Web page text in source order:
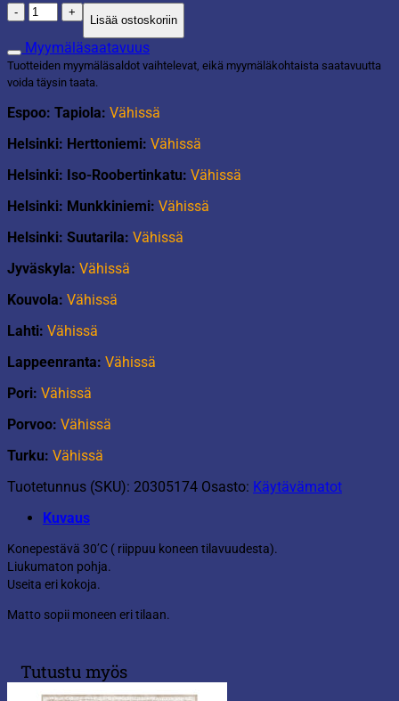
Käytävämatto
Fresno
80x250cm
mokka
määrä
Lisää ostoskoriin
Myymäläsaatavuus
Tuotteiden myymäläsaldot vaihtelevat, eikä myymäläkohtaista saatavuutta
voida täysin taata.
Espoo: Tapiola: Vähissä
Helsinki: Herttoniemi: Vähissä
Helsinki: Iso-Roobertinkatu: Vähissä
Helsinki: Munkkiniemi: Vähissä
Helsinki: Suutarila: Vähissä
Jyväskyla: Vähissä
Kouvola: Vähissä
Lahti: Vähissä
Lappeenranta: Vähissä
Pori: Vähissä
Porvoo: Vähissä
Turku: Vähissä
Tuotetunnus (SKU): 20305174 Osasto: Käytävämatot
Kuvaus
Konepestävä 30’C ( riippuu koneen tilavuudesta).
Liukumaton pohja.
Useita eri kokoja.
Matto sopii moneen eri tilaan.
Tutustu myös